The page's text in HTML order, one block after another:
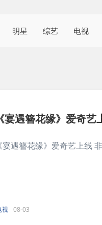
明星 综艺 电视
宴遇簪花缘》爱奇艺
宴遇簪花缘》爱奇艺上线
视 08-03